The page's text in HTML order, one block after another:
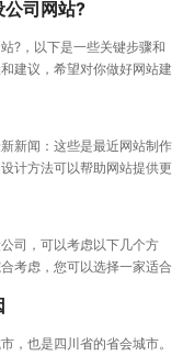
司网站?
?，以下是一些关键步骤和
建议，希望对你做好网站建
新闻：这些是最近网站制作
计方法可以帮助网站提供更
司，可以考虑以下几个方
考虑，您可以选择一家适合
，也是四川省的省会城市。